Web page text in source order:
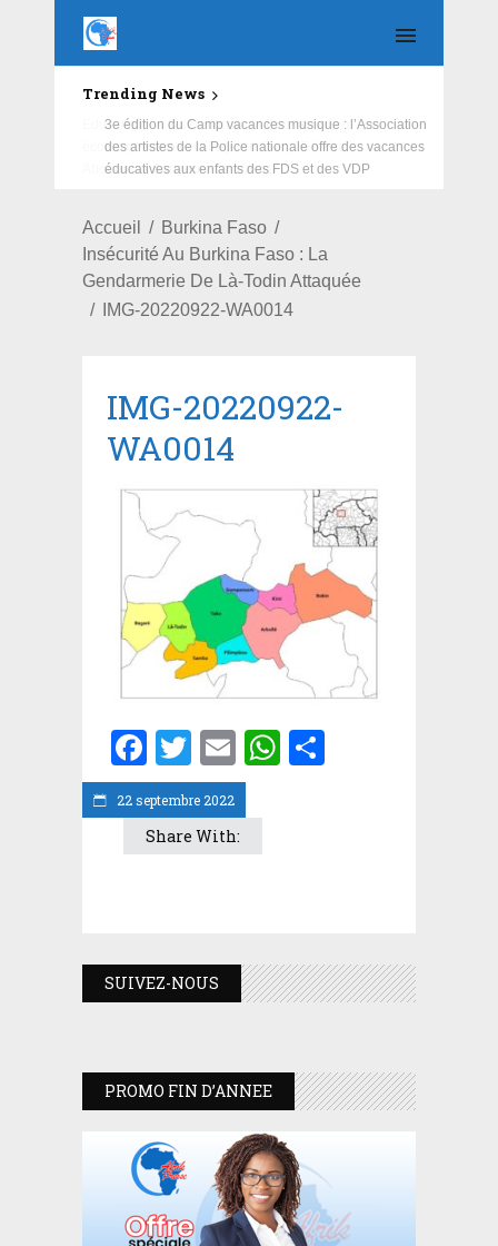
Trending News
Education : la fédération de la Russie rénove les
écoles primaire et collège du Camp Général
Aboubacar Sangoulé Lamizana
Accueil
Burkina Faso
Insécurité Au Burkina Faso : La
Gendarmerie De Là-Todin Attaquée
IMG-20220922-WA0014
22 septembre 2022
IMG-20220922-
WA0014
Facebook
Twitter
EmailWhatsApp
Share With:
SUIVEZ-NOUS
PROMO FIN D’ANNEE